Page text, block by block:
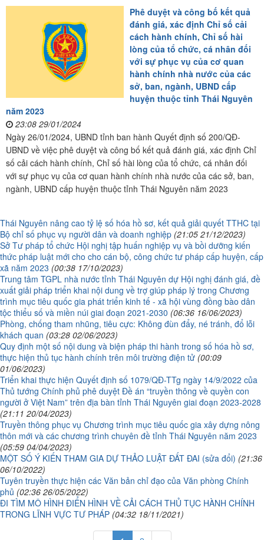
Phê duyệt và công bố kết quả
đánh giá, xác định Chỉ số cải
cách hành chính, Chỉ số hài
lòng của tổ chức, cá nhân đối
với sự phục vụ của cơ quan
hành chính nhà nước của các
sở, ban, ngành, UBND cấp
huyện thuộc tỉnh Thái Nguyên
năm 2023
23:08 29/01/2024
Ngày 26/01/2024, UBND tỉnh ban hành Quyết định số 200/QĐ-
UBND về việc phê duyệt và công bố kết quả đánh giá, xác định Chỉ
số cải cách hành chính, Chỉ số hài lòng của tổ chức, cá nhân đối
với sự phục vụ của cơ quan hành chính nhà nước của các sở, ban,
ngành, UBND cấp huyện thuộc tỉnh Thái Nguyên năm 2023
Thái Nguyên nâng cao tỷ lệ số hóa hồ sơ, kết quả giải quyết TTHC tại
Bộ chỉ số phục vụ người dân và doanh nghiệp (21:05 21/12/2023)
Sở Tư pháp tổ chức Hội nghị tập huấn nghiệp vụ và bồi dưỡng kiến
thức pháp luật mới cho cho cán bộ, công chức tư pháp cấp huyện, cấp
xã năm 2023 (00:38 17/10/2023)
Trung tâm TGPL nhà nước tỉnh Thái Nguyên dự Hội nghị đánh giá, đề
xuất giải pháp triển khai nội dung về trợ giúp pháp lý trong Chương
trình mục tiêu quốc gia phát triển kinh tế - xã hội vùng đồng bào dân
tộc thiểu số và miền núi giai đoạn 2021-2030 (06:36 16/06/2023)
Phòng, chống tham nhũng, tiêu cực: Không đùn đẩy, né tránh, đổ lỗi
khách quan (03:28 02/06/2023)
Quy định một số nội dung và biện pháp thi hành trong số hóa hồ sơ,
thực hiện thủ tục hành chính trên môi trường điện tử (00:09
01/06/2023)
Triển khai thực hiện Quyết định số 1079/QĐ-TTg ngày 14/9/2022 của
Thủ tướng Chính phủ phê duyệt Đề án “truyền thông về quyền con
người ở Việt Nam” trên địa bàn tỉnh Thái Nguyên giai đoạn 2023-2028
(21:11 20/04/2023)
Truyền thông phục vụ Chương trình mục tiêu quốc gia xây dựng nông
thôn mới và các chương trình chuyên đề tỉnh Thái Nguyên năm 2023
(05:59 04/04/2023)
MỘT SỐ Ý KIẾN THAM GIA DỰ THẢO LUẬT ĐẤT ĐAI (sửa đổi) (21:36
06/10/2022)
Tuyên truyền thực hiện các Văn bản chỉ đạo của Văn phòng Chính
phủ (02:36 26/05/2022)
ĐI TÌM MÔ HÌNH ĐIỂN HÌNH VỀ CẢI CÁCH THỦ TỤC HÀNH CHÍNH
TRONG LĨNH VỰC TƯ PHÁP (04:32 18/11/2021)